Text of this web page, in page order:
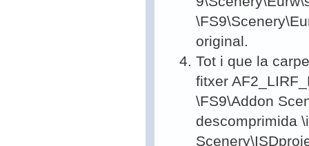
original.
Tot i que la
fitxer
\FS9\Addon
descomprimida